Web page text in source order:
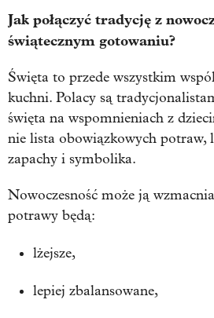
Jak połączyć tradycję z
świątecznym gotowaniu?
Święta to przede wszystkim
kuchni. Polacy są
święta na wspomnieniach z
nie lista obowiązkowych potraw,
zapachy i symbolika.
Nowoczesność może ją
potrawy będą:
lżejsze,
lepiej zbalansowane,